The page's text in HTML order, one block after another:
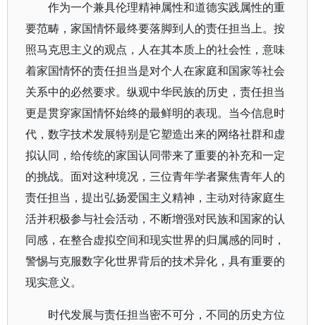
作为一个兼具伦理精神属性和道德实践属性的重
要范畴，家国情怀最终要落脚到人的责任担当上。按
照马克思主义的观点，人在其本质上的社会性，意味
着家国情怀的责任担当是对个人在家庭和国家等社会
关系中的必然要求。纵观中华民族的历史，责任担当
更是贯穿家国情怀始终的最鲜明的表现。当今信息时
代，数字技术发展特别是它塑造出来的网络社群和虚
拟认同，给传统的家国认同带来了重要的补充和一定
的挑战。面对这种境况，三位青年学者聚焦青年人的
责任担当，提出弘扬爱国主义精神，主动对待家庭生
活并积极参与社会活动，不断增强对民族和国家的认
同感，在整合虚拟空间和现实世界的归属感的同时，
警惕与克服数字化世界背后的技术异化，具有重要的
现实意义。
时代发展与责任担当密不可分，不同的历史方位